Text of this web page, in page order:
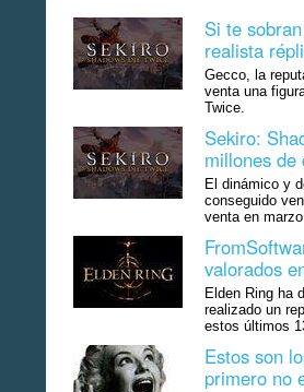
Si te
realista
Gecco, la
venta una
Twice.
Sekiro:
millones de
El dinámico y
conseguido
venta en
valorados
Elden Ring ha
realizado un
estos últimos
Estos son
primero no